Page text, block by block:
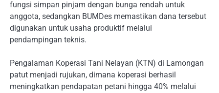
fungsi simpan pinjam dengan bunga rendah untuk
anggota, sedangkan BUMDes memastikan dana tersebut
digunakan untuk usaha produktif melalui
pendampingan teknis.
Pengalaman Koperasi Tani Nelayan (KTN) di Lamongan
patut menjadi rujukan, dimana koperasi berhasil
meningkatkan pendapatan petani hingga 40% melalui